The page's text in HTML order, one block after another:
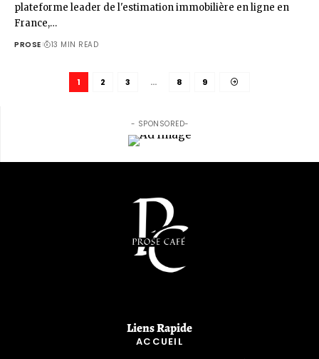
plateforme leader de l'estimation immobilière en ligne en
France,…
PROSE 13 MIN READ
1 2 3 … 8 9
- SPONSORED-
Liens Rapide​
ACCUEIL